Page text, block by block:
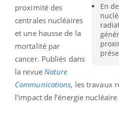
En
proximité des
centrales nucléaires
et une hausse de la
mortalité par
cancer. Publiés dans
la revue Nature
Communications, les travaux
l’impact de l’énergie